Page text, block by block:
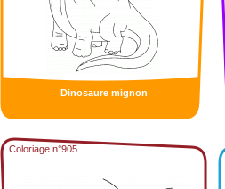
Dinosaure mignon
Coloriage n°905